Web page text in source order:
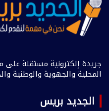
جريدة إلكترونية مستقلة على
المحلية والجهوية والوطنية
الجديد بريس